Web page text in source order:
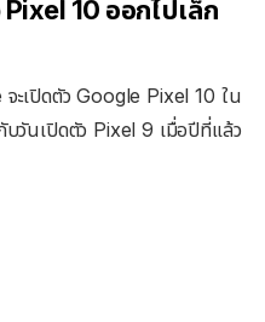
10 ออกไปเล็ก
ะเปิดตัว Google Pixel 10 ใน
วันเปิดตัว Pixel 9 เมื่อปีที่แล้ว